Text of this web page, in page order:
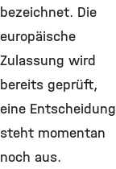
bezeichnet. Die
europäische
Zulassung wird
bereits geprüft,
eine Entscheidung
steht momentan
noch aus.